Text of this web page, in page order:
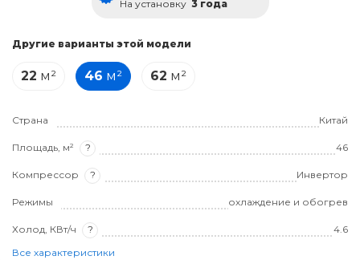
На установку 3 года
Другие варианты этой модели
22 м² 46 м² 62 м²
Страна Китай
Площадь, м² ? 46
Компрессор ? Инвертор
Режимы охлаждение и обогрев
Холод, КВт/ч ?
4.6
Все характеристики